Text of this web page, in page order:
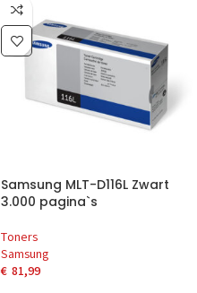
Samsung MLT-D116L Zwart
3.000 pagina`s
Toners
Samsung
€ 81,99